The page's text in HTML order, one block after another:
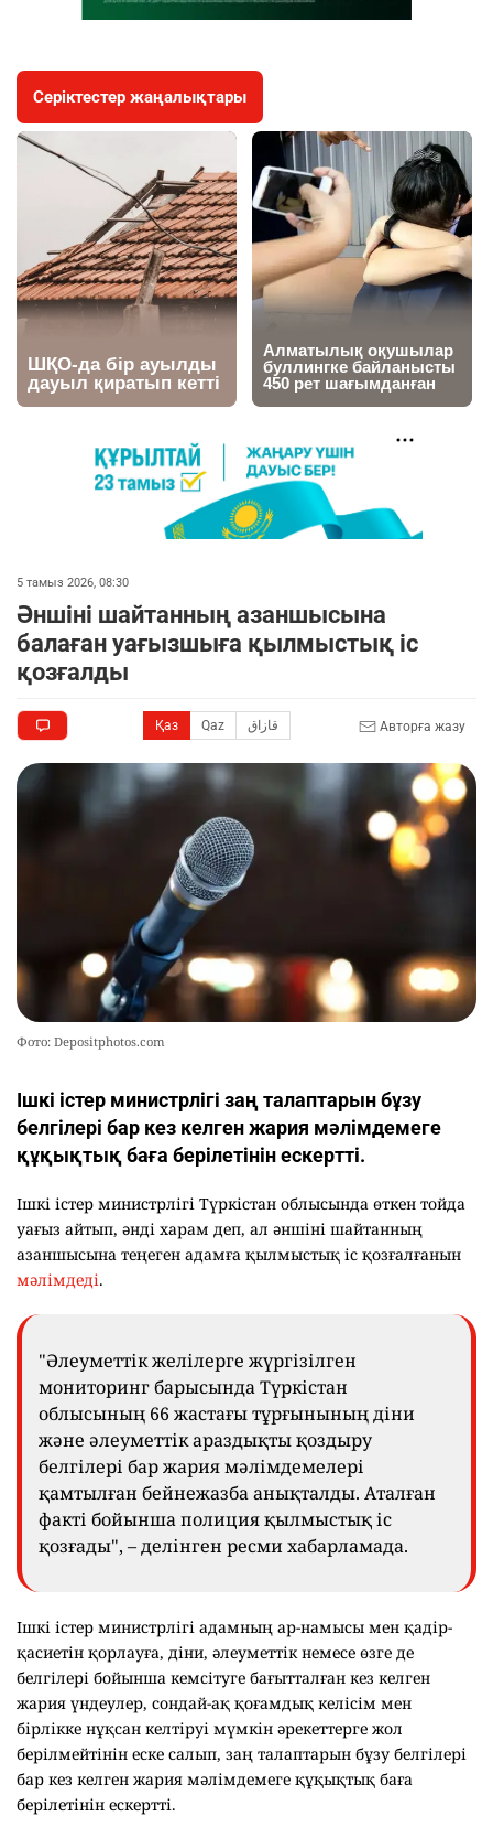
Серіктестер жаңалықтары
5 тамыз 2026, 08:30
Әншіні шайтанның азаншысына
балаған уағызшыға қылмыстық іс
қозғалды
Қаз Qaz قازاق Авторға жазу
Фото: Depositphotos.com
Ішкі істер министрлігі заң талаптарын бұзу
белгілері бар кез келген жария мәлімдемеге
құқықтық баға берілетінін ескертті.
Ішкі істер министрлігі Түркістан облысында өткен тойда
уағыз айтып, әнді харам деп, ал әншіні шайтанның
азаншысына теңеген адамға қылмыстық іс қозғалғанын
мәлімдеді.
"Әлеуметтік желілерге жүргізілген
мониторинг барысында Түркістан
облысының 66 жастағы тұрғынының діни
және әлеуметтік араздықты қоздыру
белгілері бар жария мәлімдемелері
қамтылған бейнежазба анықталды. Аталған
факті бойынша полиция қылмыстық іс
қозғады", – делінген ресми хабарламада.
Ішкі істер министрлігі адамның ар-намысы мен қадір-
қасиетін қорлауға, діни, әлеуметтік немесе өзге де
белгілері бойынша кемсітуге бағытталған кез келген
жария үндеулер, сондай-ақ қоғамдық келісім мен
бірлікке нұқсан келтіруі мүмкін әрекеттерге жол
берілмейтінін еске салып, заң талаптарын бұзу белгілері
бар кез келген жария мәлімдемеге құқықтық баға
берілетінін ескертті.